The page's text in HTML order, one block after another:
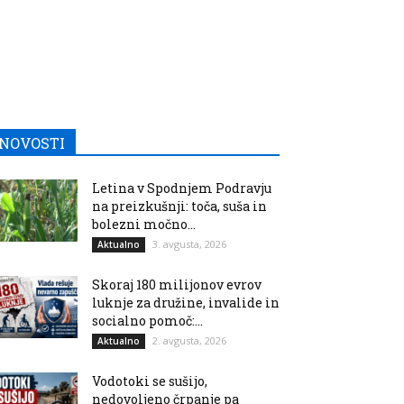
Letina v Spodnjem Podravju
na preizkušnji: toča, suša in
bolezni močno...
Aktualno 3. avgusta, 2026
Skoraj 180 milijonov evrov
luknje za družine, invalide in
socialno pomoč:...
Aktualno 2. avgusta, 2026
Vodotoki se sušijo,
nedovoljeno črpanje pa